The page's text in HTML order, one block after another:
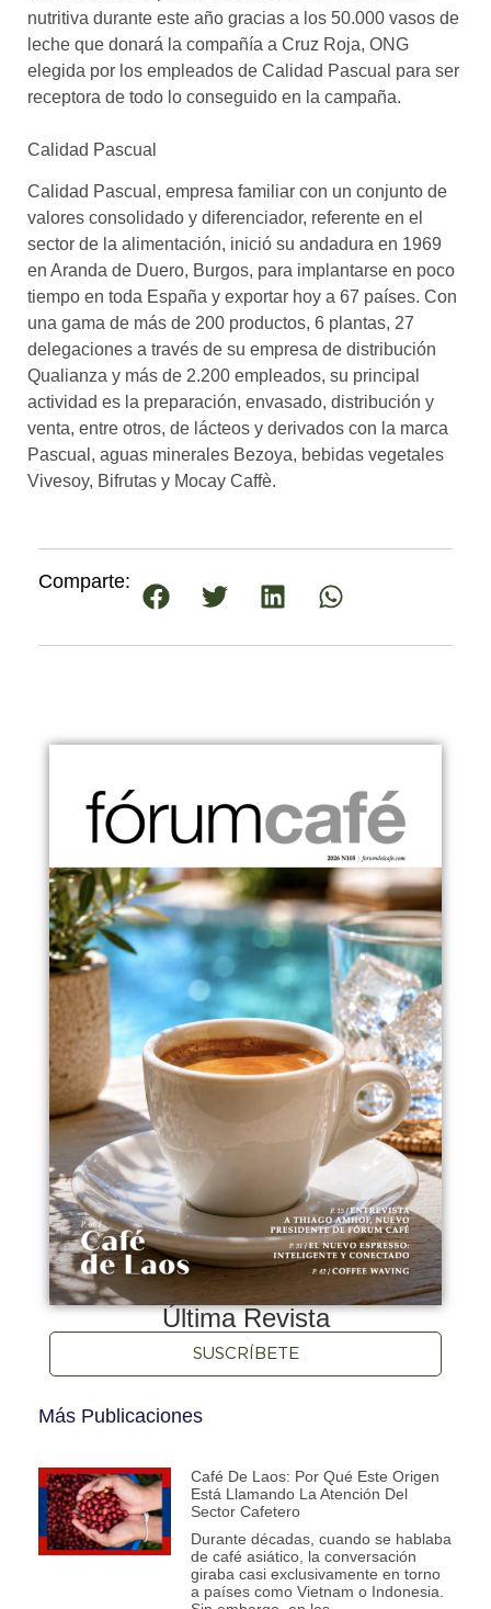
nutritiva durante este año gracias a los 50.000 vasos de
leche que donará la compañía a Cruz Roja, ONG
elegida por los empleados de Calidad Pascual para ser
receptora de todo lo conseguido en la campaña.
Calidad Pascual
Calidad Pascual, empresa familiar con un conjunto de
valores consolidado y diferenciador, referente en el
sector de la alimentación, inició su andadura en 1969
en Aranda de Duero, Burgos, para implantarse en poco
tiempo en toda España y exportar hoy a 67 países. Con
una gama de más de 200 productos, 6 plantas, 27
delegaciones a través de su empresa de distribución
Qualianza y más de 2.200 empleados, su principal
actividad es la preparación, envasado, distribución y
venta, entre otros, de lácteos y derivados con la marca
Pascual, aguas minerales Bezoya, bebidas vegetales
Vivesoy, Bifrutas y Mocay Caffè.
Comparte:
Última Revista
SUSCRÍBETE
Más Publicaciones
Café De Laos: Por Qué Este Origen
Está Llamando La Atención Del
Sector Cafetero
Durante décadas, cuando se hablaba
de café asiático, la conversación
giraba casi exclusivamente en torno
a países como Vietnam o Indonesia.